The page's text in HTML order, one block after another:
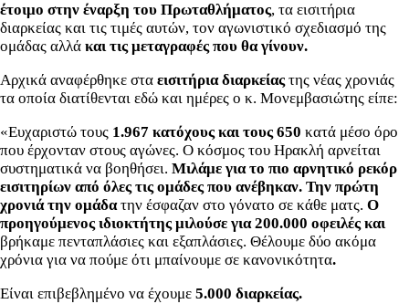
έτοιμο στην έναρξη του Πρωταθλήματος, τα εισιτήρια
διαρκείας και τις τιμές αυτών, τον αγωνιστικό σχεδιασμό της
ομάδας αλλά και τις μεταγραφές που θα γίνουν.
Αρχικά αναφέρθηκε στα εισιτήρια διαρκείαςτης νέας χρονιάς
τα οποία διατίθενται εδώ και ημέρες ο κ. Μονεμβασιώτης είπε:
«Ευχαριστώ τους 1.967 κατόχους και τους 650 κατά μέσο όρο
που έρχονταν στους αγώνες. Ο κόσμος του Ηρακλή αρνείται
συστηματικά να βοηθήσει. Μιλάμε για το πιο αρνητικό ρεκόρ
εισιτηρίων από όλες τις ομάδες που ανέβηκαν. Την πρώτη
χρονιά την ομάδατην έσφαζαν στο γόνατο σε κάθε ματς. Ο
προηγούμενος ιδιοκτήτης μιλούσε για 200.000 οφειλές και
βρήκαμε πενταπλάσιες και εξαπλάσιες. Θέλουμε δύο ακόμα
χρόνια για να πούμε ότι μπαίνουμε σε κανονικότητα.
Είναι επιβεβλημένο να έχουμε 5.000 διαρκείας.